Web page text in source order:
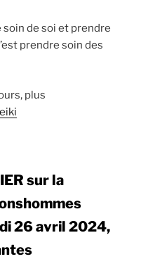
soin de soi et prendre
prendre soin des
plus
sur la
26 avril 2024,